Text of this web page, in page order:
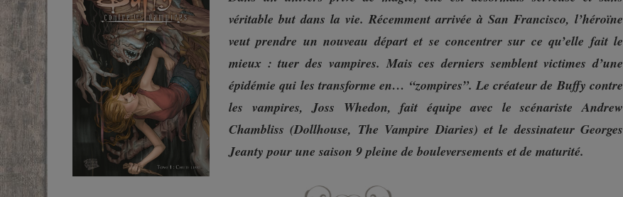
SF
FANTASTIQUE
FANTASY
PAYS-BAS
véritable but dans la vie. Récemment arrivée à San Francisco, l’héroïne
veut prendre un nouveau départ et se concentrer sur ce qu’elle fait le
mieux : tuer des vampires. Mais ces derniers semblent victimes d’une
épidémie qui les transforme en… “zompires”. Le créateur de Buffy contre
les vampires, Joss Whedon, fait équipe avec le scénariste Andrew
Chambliss (Dollhouse, The Vampire Diaries) et le dessinateur Georges
Jeanty pour une saison 9 pleine de bouleversements et de maturité.